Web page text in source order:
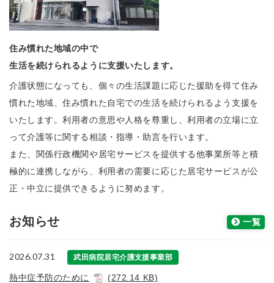
住み慣れた地域の中で
生活を続けられるように支援いたします。
介護状態になっても、個々の生活課題に応じた援助を得て住み
慣れた地域、住み慣れた自宅での生活を続けられるよう支援を
いたします。利用者の意思や人格を尊重し、利用者の立場に立
って介護等に関する相談・指導・助言を行います。
また、関係行政機関や居宅サービスを提供する他事業所等と積
極的に連携しながら、利用者の需要に応じた居宅サービスが公
正・中立に提供できるように努めます。
お知らせ 一覧
2026.07.31 武田病院居宅介護支援事業部
熱中症予防のために (272.14 KB)